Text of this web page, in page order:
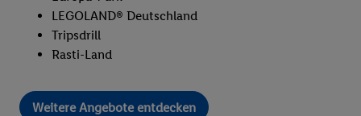
LEGOLAND® Deutschland
Tripsdrill
Rasti-Land
Weitere Angebote entdecken